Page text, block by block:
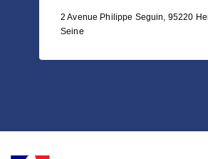
2 Avenue Philippe Seguin, 95220
Seine